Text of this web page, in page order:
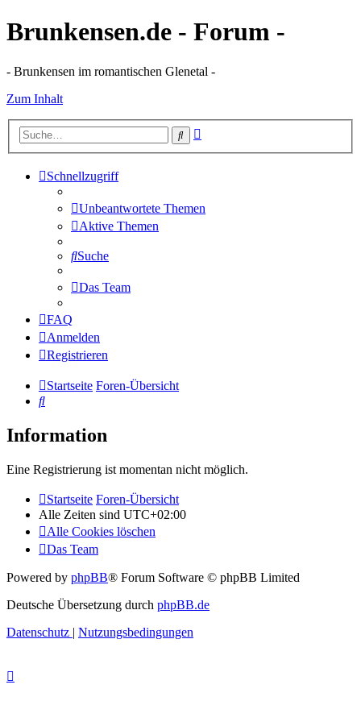
Brunkensen.de - Forum -
- Brunkensen im romantischen Glenetal -
Zum Inhalt
Suche
Schnellzugriff
Unbeantwortete Themen
Aktive Themen
Suche
Das Team
FAQ
Anmelden
Registrieren
Startseite Foren-Übersicht
Suche
Information
Eine Registrierung ist momentan nicht möglich.
Startseite Foren-Übersicht
Alle Zeiten sind UTC+02:00
Alle Cookies löschen
Das Team
Powered by phpBB® Forum Software © phpBB Limited
Deutsche Übersetzung durch phpBB.de
Datenschutz | Nutzungsbedingungen